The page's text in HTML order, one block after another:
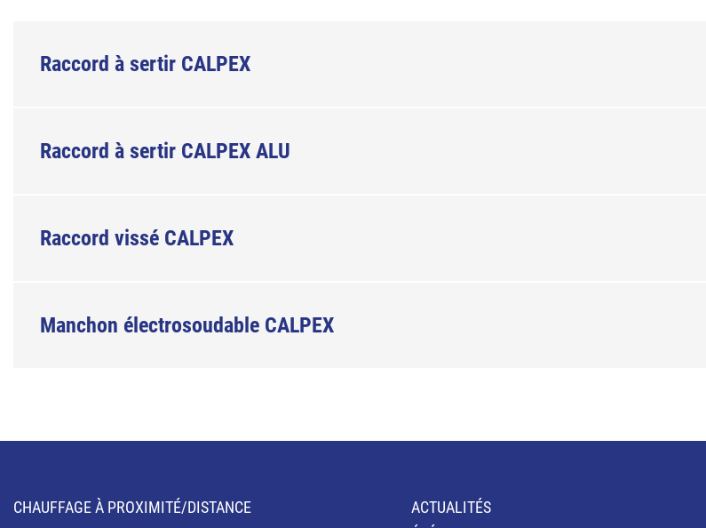
Raccord à sertir CALPEX
Raccord à sertir CALPEX ALU
Raccord vissé CALPEX
Manchon électrosoudable CALPEX
CHAUFFAGE À PROXIMITÉ/DISTANCE
ACTUALITÉS